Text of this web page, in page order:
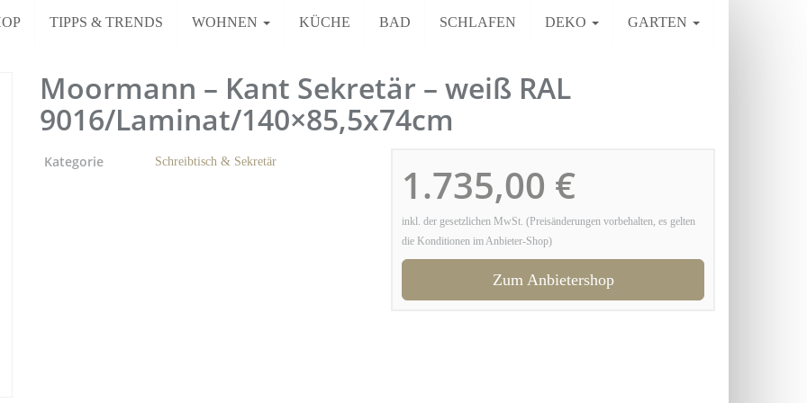
TIPPS & TRENDS WOHNEN KÜCHE BAD SCHLAFEN DEKO GARTEN
Moormann – Kant Sekretär – weiß RAL
9016/Laminat/140×85,5x74cm
1.735,00 €
inkl. der gesetzlichen MwSt. (Preisänderungen vorbehalten, es gelten
die Konditionen im Anbieter-Shop)
Zum Anbietershop
Kategorie Schreibtisch & Sekretär